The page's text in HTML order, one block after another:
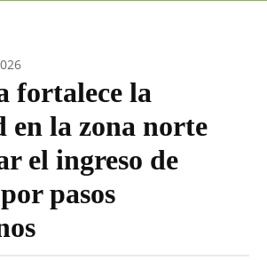
fortalece la
en la zona norte
el ingreso de
pasos